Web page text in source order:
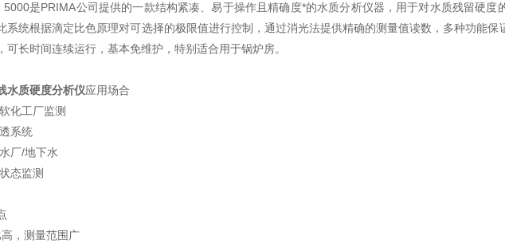
5000是PRIMA公司提供的一款结构紧凑、易于操作且精确度*的水质分析仪器，用于对水质残留硬度
系统根据滴定比色原理对可选择的极限值进行控制，通过消光法提供精确的测量值读数，多种功能
可长时间连续运行，基本免维护，特别适合用于锅炉房。
水质硬度分析仪应用场合
化工厂监测
系统
厂/地下水
态监测
，测量范围广